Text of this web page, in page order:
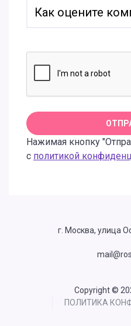
Нажимая кнопку
с политикой
г. Москва, улица
Copyright ©
ПОЛИТИКА